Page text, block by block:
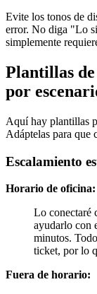
Evite los tonos de
error. No diga "Lo
simplemente
Plantillas
por
Aquí hay plantillas
Adáptelas para que
Escalamiento
Horario de oficina:
Lo conectaré
ayudarlo con
minutos.
ticket, por lo
Fuera de horario: